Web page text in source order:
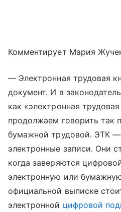
Комментирует Мария
— Электронная трудовая
документ. И в
как «электронная
продолжаем говорить так
бумажной трудовой. ЭТК —
электронные записи. Они
когда заверяются
электронную или
официальной выписке
электронной цифровой